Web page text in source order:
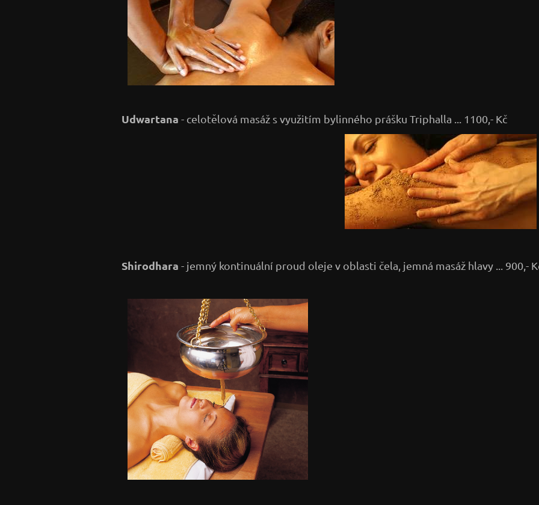
Udwartana - celotělová masáž s využitím bylinného prášku Triphalla ... 1100,- Kč
Shirodhara - jemný kontinuální proud oleje v oblasti čela, jemná masáž hlavy ... 900,-